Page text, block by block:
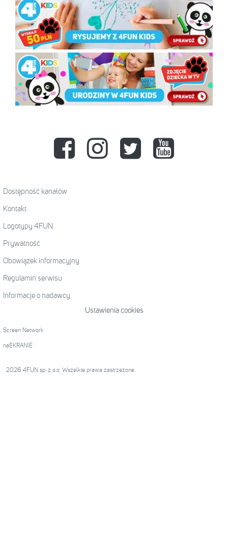
Dostępność kanałów
Kontakt
Logotypy 4FUN
Prywatność
Obowiązek informacyjny
Regulamin serwisu
Informacje o nadawcy
Ustawienia cookies
Screen Network
naEKRANIE
2026 4FUN sp. z o.o. Wszelkie prawa zastrzeżone.